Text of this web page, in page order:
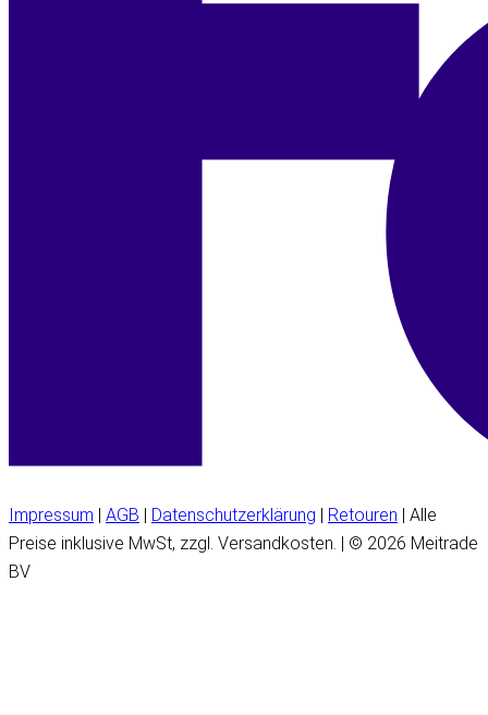
Impressum AGB Datenschutzerklärung Retouren | Alle
Preise inklusive MwSt, zzgl. Versandkosten. | © 2026 Meitrade
BV